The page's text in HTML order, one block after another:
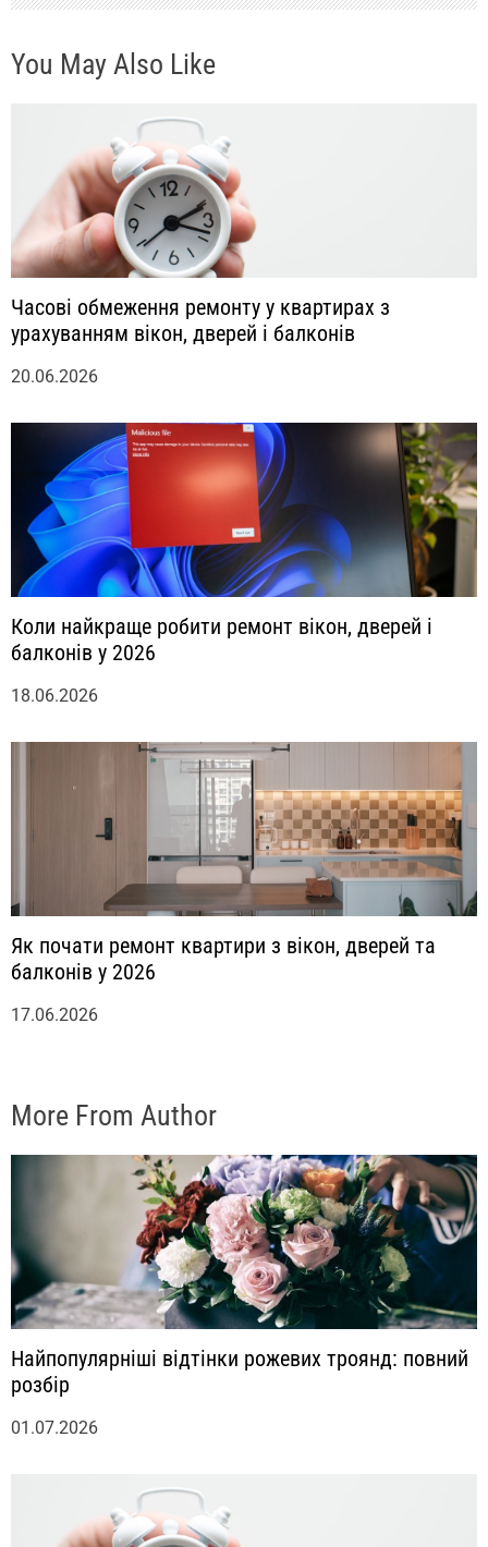
с
я
You May Also Like
Часові обмеження ремонту у квартирах з
урахуванням вікон, дверей і балконів
20.06.2026
Коли найкраще робити ремонт вікон, дверей і
балконів у 2026
18.06.2026
Як почати ремонт квартири з вікон, дверей та
балконів у 2026
17.06.2026
More From Author
Найпопулярніші відтінки рожевих троянд: повний
розбір
01.07.2026